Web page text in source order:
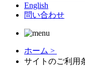
English
問い合わせ
ホーム >
サイトのご利用